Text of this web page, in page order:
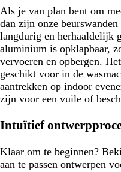
Als je van plan bent om
dan zijn onze
langdurig en herhaaldelijk
aluminium is opklapbaar,
vervoeren en opbergen.
geschikt voor in de
aantrekken op indoor
zijn voor een vuile of
Intuïtief
Klaar om te beginnen?
aan te passen ontwerpen